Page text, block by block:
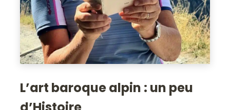
L’art baroque alpin : un peu